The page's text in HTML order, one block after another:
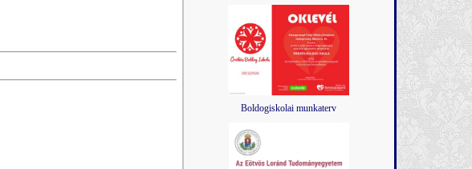
Boldogiskolai munkaterv